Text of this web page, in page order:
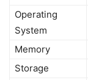
Operating
System
Memory
Storage